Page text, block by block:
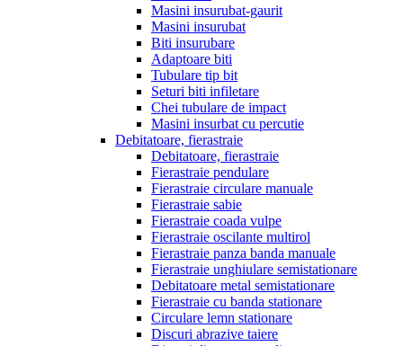
Masini insurubat-gaurit
Masini insurubat
Biti insurubare
Adaptoare biti
Tubulare tip bit
Seturi biti infiletare
Chei tubulare de impact
Masini insurbat cu percutie
Debitatoare, fierastraie
Debitatoare, fierastraie
Fierastraie pendulare
Fierastraie circulare manuale
Fierastraie sabie
Fierastraie coada vulpe
Fierastraie oscilante multirol
Fierastraie panza banda manuale
Fierastraie unghiulare semistationare
Debitatoare metal semistationare
Fierastraie cu banda stationare
Circulare lemn stationare
Discuri abrazive taiere